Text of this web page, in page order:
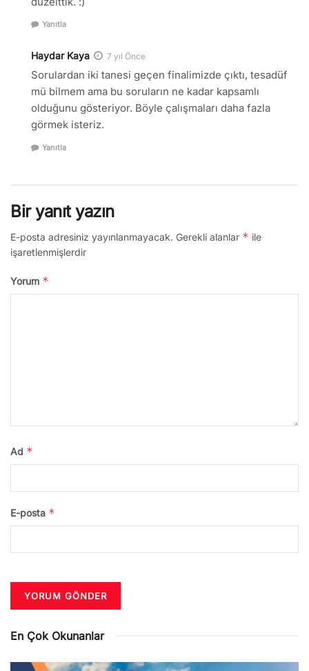
Yanıtla
Haydar Kaya 7 yıl Önce
Sorulardan iki tanesi geçen finalimizde çıktı, tesadüf
mü bilmem ama bu soruların ne kadar kapsamlı
olduğunu gösteriyor. Böyle çalışmaları daha fazla
görmek isteriz.
Yanıtla
Bir yanıt yazın
E-posta adresiniz yayınlanmayacak. Gerekli alanlar * ile
işaretlenmişlerdir
Yorum *
Ad *
E-posta *
En Çok Okunanlar